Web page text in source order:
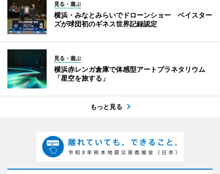
見る・遊ぶ
横浜・みなとみらいでドローンショー ベイスター
ズが球団初のギネス世界記録認定
見る・遊ぶ
横浜赤レンガ倉庫で体感型アートプラネタリウム
「星空を旅する」
もっと見る